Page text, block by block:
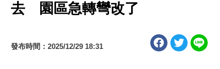
去 園區急轉彎改了
發布時間：2025/12/29 18:31